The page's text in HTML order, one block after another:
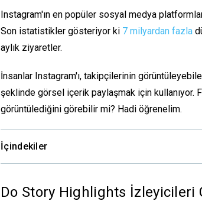
Instagram'ın en popüler sosyal medya
Son istatistikler gösteriyor ki 7 milyardan fazla
aylık ziyaretler.
İnsanlar Instagram'ı, takipçilerinin
şeklinde görsel içerik paylaşmak için kullanıyor.
görüntülediğini görebilir mi? Hadi öğrenelim.
İçindekiler
Do Story Highlights İzleyicileri